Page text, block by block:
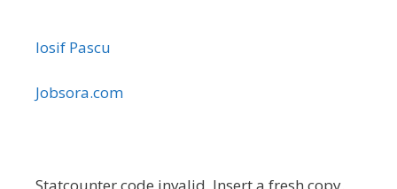
Iosif Pascu
Jobsora.com
Statcounter code invalid. Insert a fresh copy.